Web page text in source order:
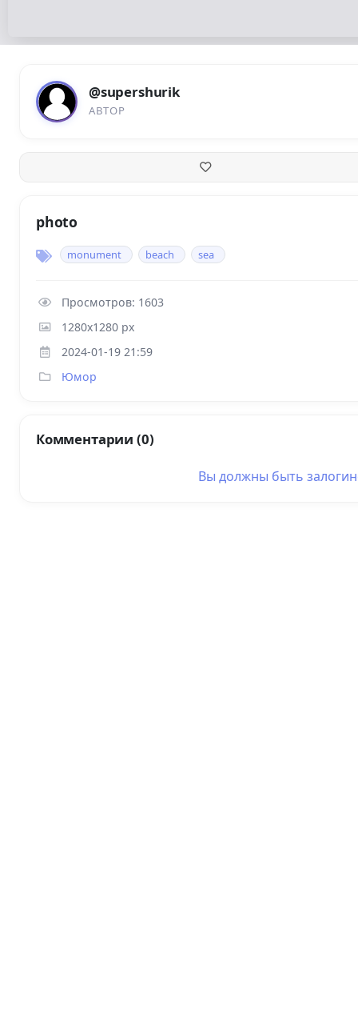
@supershurik
АВТОР
photo
monument beach sea
Просмотров: 1603
1280x1280 px
2024-01-19 21:59
Юмор
Комментарии (0)
Вы должны быть